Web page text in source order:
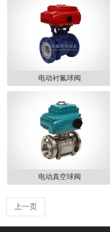
电动衬氟球阀
电动真空球阀
上一页